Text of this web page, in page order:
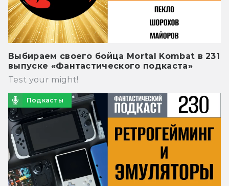
Выбираем своего бойца Mortal Kombat в 231
выпуске «Фантастического подкаста»
Test your might!
Подкасты